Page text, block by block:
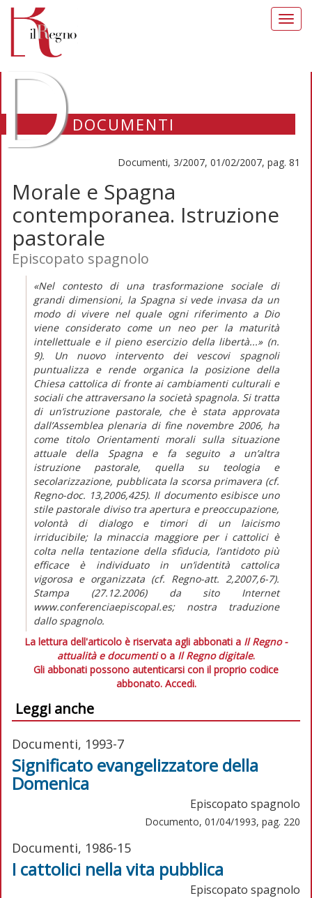
DOCUMENTI
Documenti, 3/2007, 01/02/2007, pag. 81
Morale e Spagna
contemporanea. Istruzione
pastorale
Episcopato spagnolo
«Nel contesto di una trasformazione sociale di
grandi dimensioni, la Spagna si vede invasa da un
modo di vivere nel quale ogni riferimento a Dio
viene considerato come un neo per la maturità
intellettuale e il pieno esercizio della libertà...» (n.
9). Un nuovo intervento dei vescovi spagnoli
puntualizza e rende organica la posizione della
Chiesa cattolica di fronte ai cambiamenti culturali e
sociali che attraversano la società spagnola. Si tratta
di un’istruzione pastorale, che è stata approvata
dall’Assemblea plenaria di fine novembre 2006, ha
come titolo Orientamenti morali sulla situazione
attuale della Spagna e fa seguito a un’altra
istruzione pastorale, quella su teologia e
secolarizzazione, pubblicata la scorsa primavera (cf.
Regno-doc. 13,2006,425). Il documento esibisce uno
stile pastorale diviso tra apertura e preoccupazione,
volontà di dialogo e timori di un laicismo
irriducibile; la minaccia maggiore per i cattolici è
colta nella tentazione della sfiducia, l’antidoto più
efficace è individuato in un’identità cattolica
vigorosa e organizzata (cf. Regno-att. 2,2007,6-7).
Stampa (27.12.2006) da sito Internet
www.conferenciaepiscopal.es; nostra traduzione
dallo spagnolo.
La lettura dell'articolo è riservata agli abbonati a Il Regno -
attualità e documentio a Il Regno digitale.
Gli abbonati possono autenticarsi con il proprio codice
abbonato. Accedi.
Leggi anche
Documenti, 1993-7
Significato evangelizzatore della
Domenica
Episcopato spagnolo
Documento, 01/04/1993, pag. 220
Documenti, 1986-15
I cattolici nella vita pubblica
Episcopato spagnolo